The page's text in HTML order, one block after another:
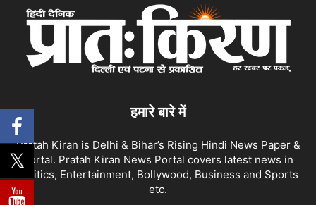
हमारे बारे में
Pratah Kiran is Delhi & Bihar’s Rising Hindi News Paper &
Portal. Pratah Kiran News Portal covers latest news in
Politics, Entertainment, Bollywood, Business and Sports
etc.